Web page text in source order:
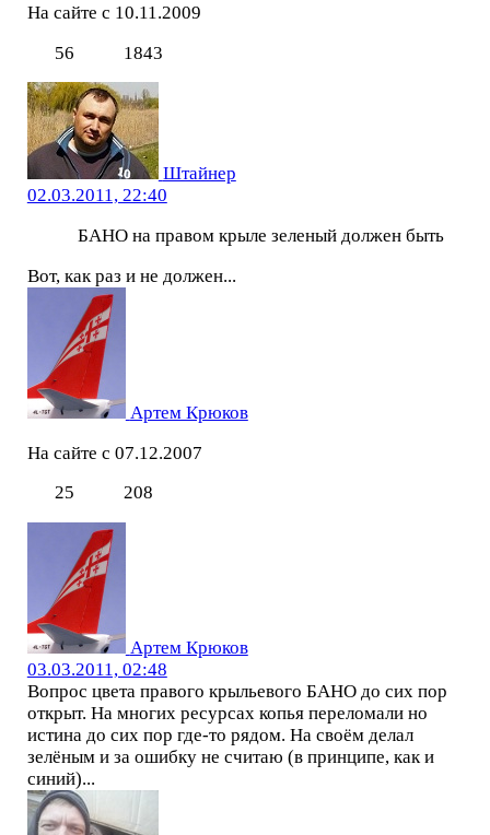
На сайте с 10.11.2009
56
1843
Штайнер
02.03.2011, 22:40
БАНО на правом крыле зеленый должен быть
Вот, как раз и не должен...
Артем Крюков
На сайте с 07.12.2007
25
208
Артем Крюков
03.03.2011, 02:48
Вопрос цвета правого крыльевого БАНО до сих пор
открыт. На многих ресурсах копья переломали но
истина до сих пор где-то рядом. На своём делал
зелёным и за ошибку не считаю (в принципе, как и
синий)...